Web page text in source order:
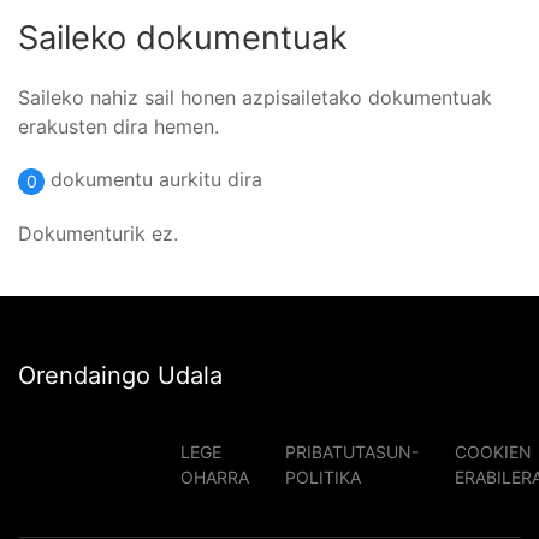
Saileko dokumentuak
Saileko nahiz sail honen azpisailetako dokumentuak
erakusten dira hemen.
0 dokumentu aurkitu dira
Dokumenturik ez.
Orendaingo Udala
LEGE
OHARRA
PRIBATUTASUN-
POLITIKA
COOKIEN